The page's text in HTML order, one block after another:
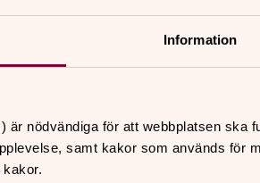
Information
är nödvändiga för att webbplatsen ska
samt kakor som används för